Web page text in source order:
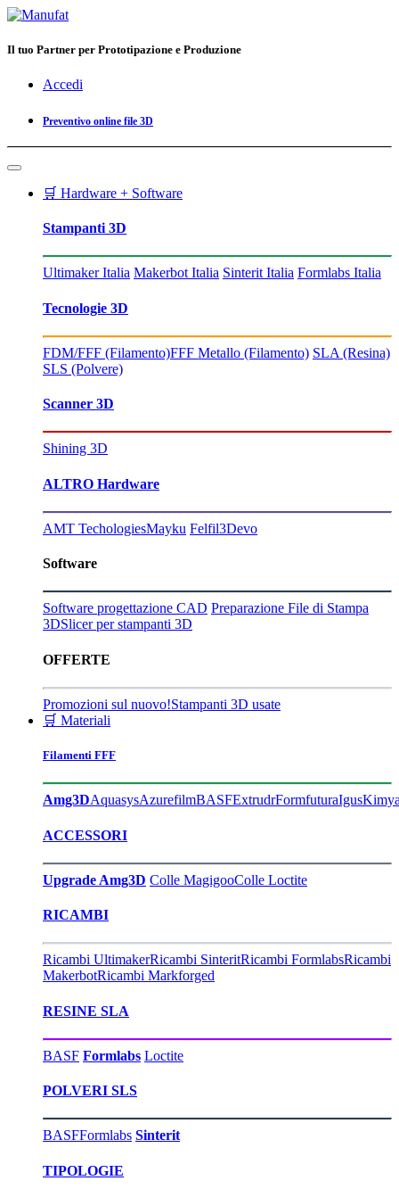
Il tuo Partner per Prototipazione e Produzione
Accedi
Preventivo online file 3D
🛒 Hardware + Software
Stampanti 3D
Ultimaker Italia Makerbot Italia Sinterit Italia Formlabs Italia
Tecnologie 3D
FDM/FFF (Filamento)FFF Metallo (Filamento) SLA (Resina)
SLS (Polvere)
Scanner 3D
Shining 3D
ALTRO Hardware
AMT TechologiesMayku Felfil3Devo
Software
Software progettazione CAD Preparazione File di Stampa
3DSlicer per stampanti 3D
OFFERTE
Promozioni sul nuovo!Stampanti 3D usate
🛒 Materiali
Filamenti FFF
Amg3DAquasysAzurefilmBASFExtrudrFormfuturaIgus
ACCESSORI
Upgrade Amg3D Colle MagigooColle Loctite
RICAMBI
Ricambi UltimakerRicambi SinteritRicambi FormlabsRicambi
MakerbotRicambi Markforged
RESINE SLA
BASF Formlabs Loctite
POLVERI SLS
BASFFormlabs Sinterit
TIPOLOGIE